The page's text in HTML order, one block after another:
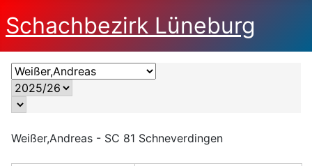
Schachbezirk Lüneburg
Weißer,Andreas - SC 81 Schneverdingen